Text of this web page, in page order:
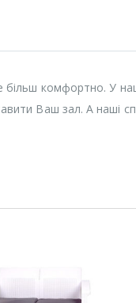
більш комфортно. У
Ваш зал. А наші